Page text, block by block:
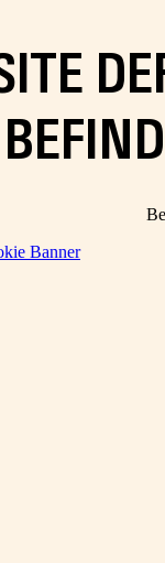
Banner